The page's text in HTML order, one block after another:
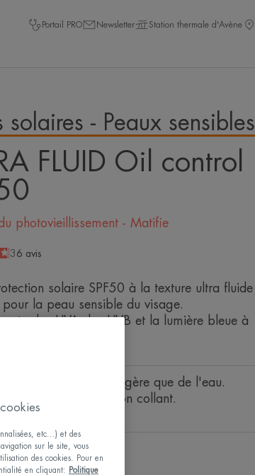
Portail PRO Newsletter Station thermale d'Avène
solaires - Peaux sensibles
FLUID Oil control
photovieillissement - Matifie
4.7
/
5
36 avis
solaire SPF50 à la texture ultra fluide
la peau sensible du visage.
les UVA, les UVB et la lumière bleue à
ultra fluide, aussi légère que de l'eau.
rapidement & fini non collant.
base de maquillage.
bonne tolérance.
fluide.
etc...) et des
sur le site, vous
des cookies. Pour en
en cliquant:
Politique